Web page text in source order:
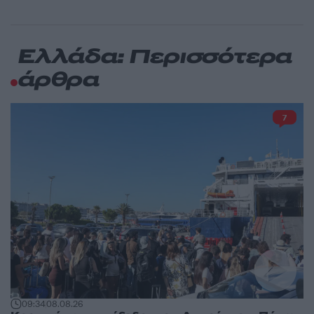
Ελλάδα: Περισσότερα
άρθρα
09:3408.08.26
7